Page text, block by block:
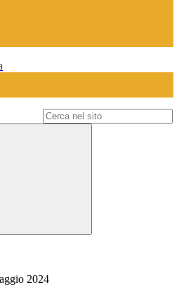
2024